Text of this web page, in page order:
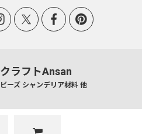
クラフトAnsan
ビーズ シャンデリア材料 他